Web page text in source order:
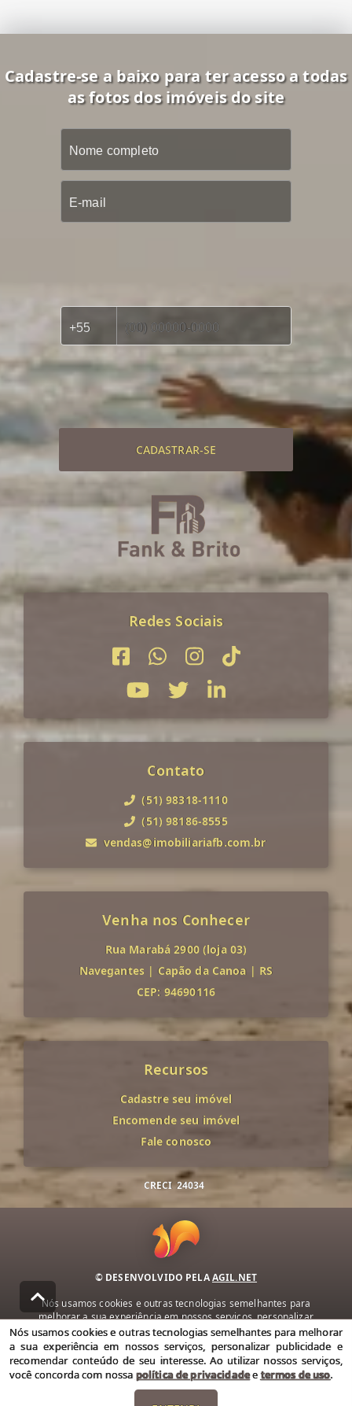
Cadastre-se a baixo para ter acesso a todas
as fotos dos imóveis do site
CADASTRAR-SE
Redes Sociais
Contato
(51) 98318-1110
(51) 98186-8555
vendas@imobiliariafb.com.br
Venha nos Conhecer
Rua Marabá 2900 (loja 03)
Navegantes | Capão da Canoa | RS
CEP: 94690116
Recursos
Cadastre seu imóvel
Encomende seu imóvel
Fale conosco
CRECI 24034
© DESENVOLVIDO PELAAGIL.NET
Nós usamos cookies e outras tecnologias semelhantes para
melhorar a sua experiência em nossos serviços, personalizar
publicidade e recomendar conteúdo de seu interesse. Ao utilizar
nossos serviços, você concorda com nossa política de privacidade e
termos de uso.
Política de Privacidade Termos de uso
Nós usamos cookies e outras tecnologias semelhantes para melhorar
a sua experiência em nossos serviços, personalizar publicidade e
recomendar conteúdo de seu interesse. Ao utilizar nossos serviços,
você concorda com nossa política de privacidadeetermos de uso.